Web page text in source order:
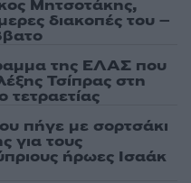
Μητσοτάκης,
διακοπές του –
της ΕΛΑΣ που
Τσίπρας στη
τετραετίας
πήγε με σορτσάκι
για τους
ήρωες Ισαάκ